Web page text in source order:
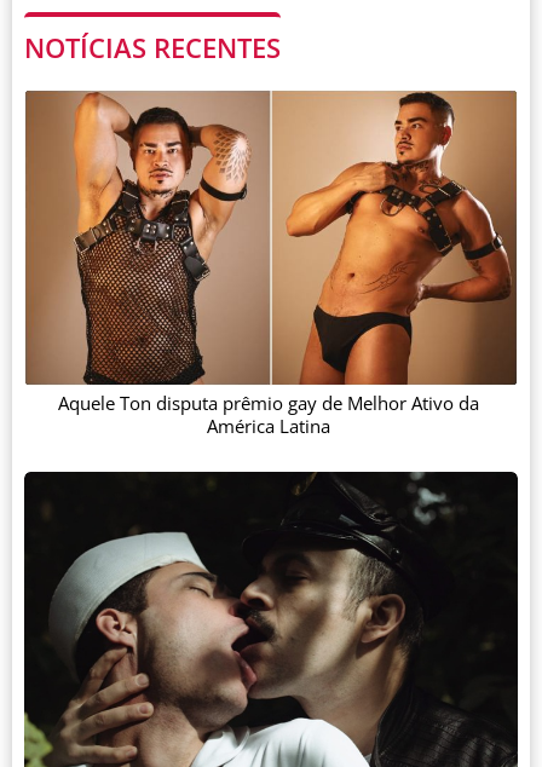
NOTÍCIAS RECENTES
Aquele Ton disputa prêmio gay de Melhor Ativo da
América Latina